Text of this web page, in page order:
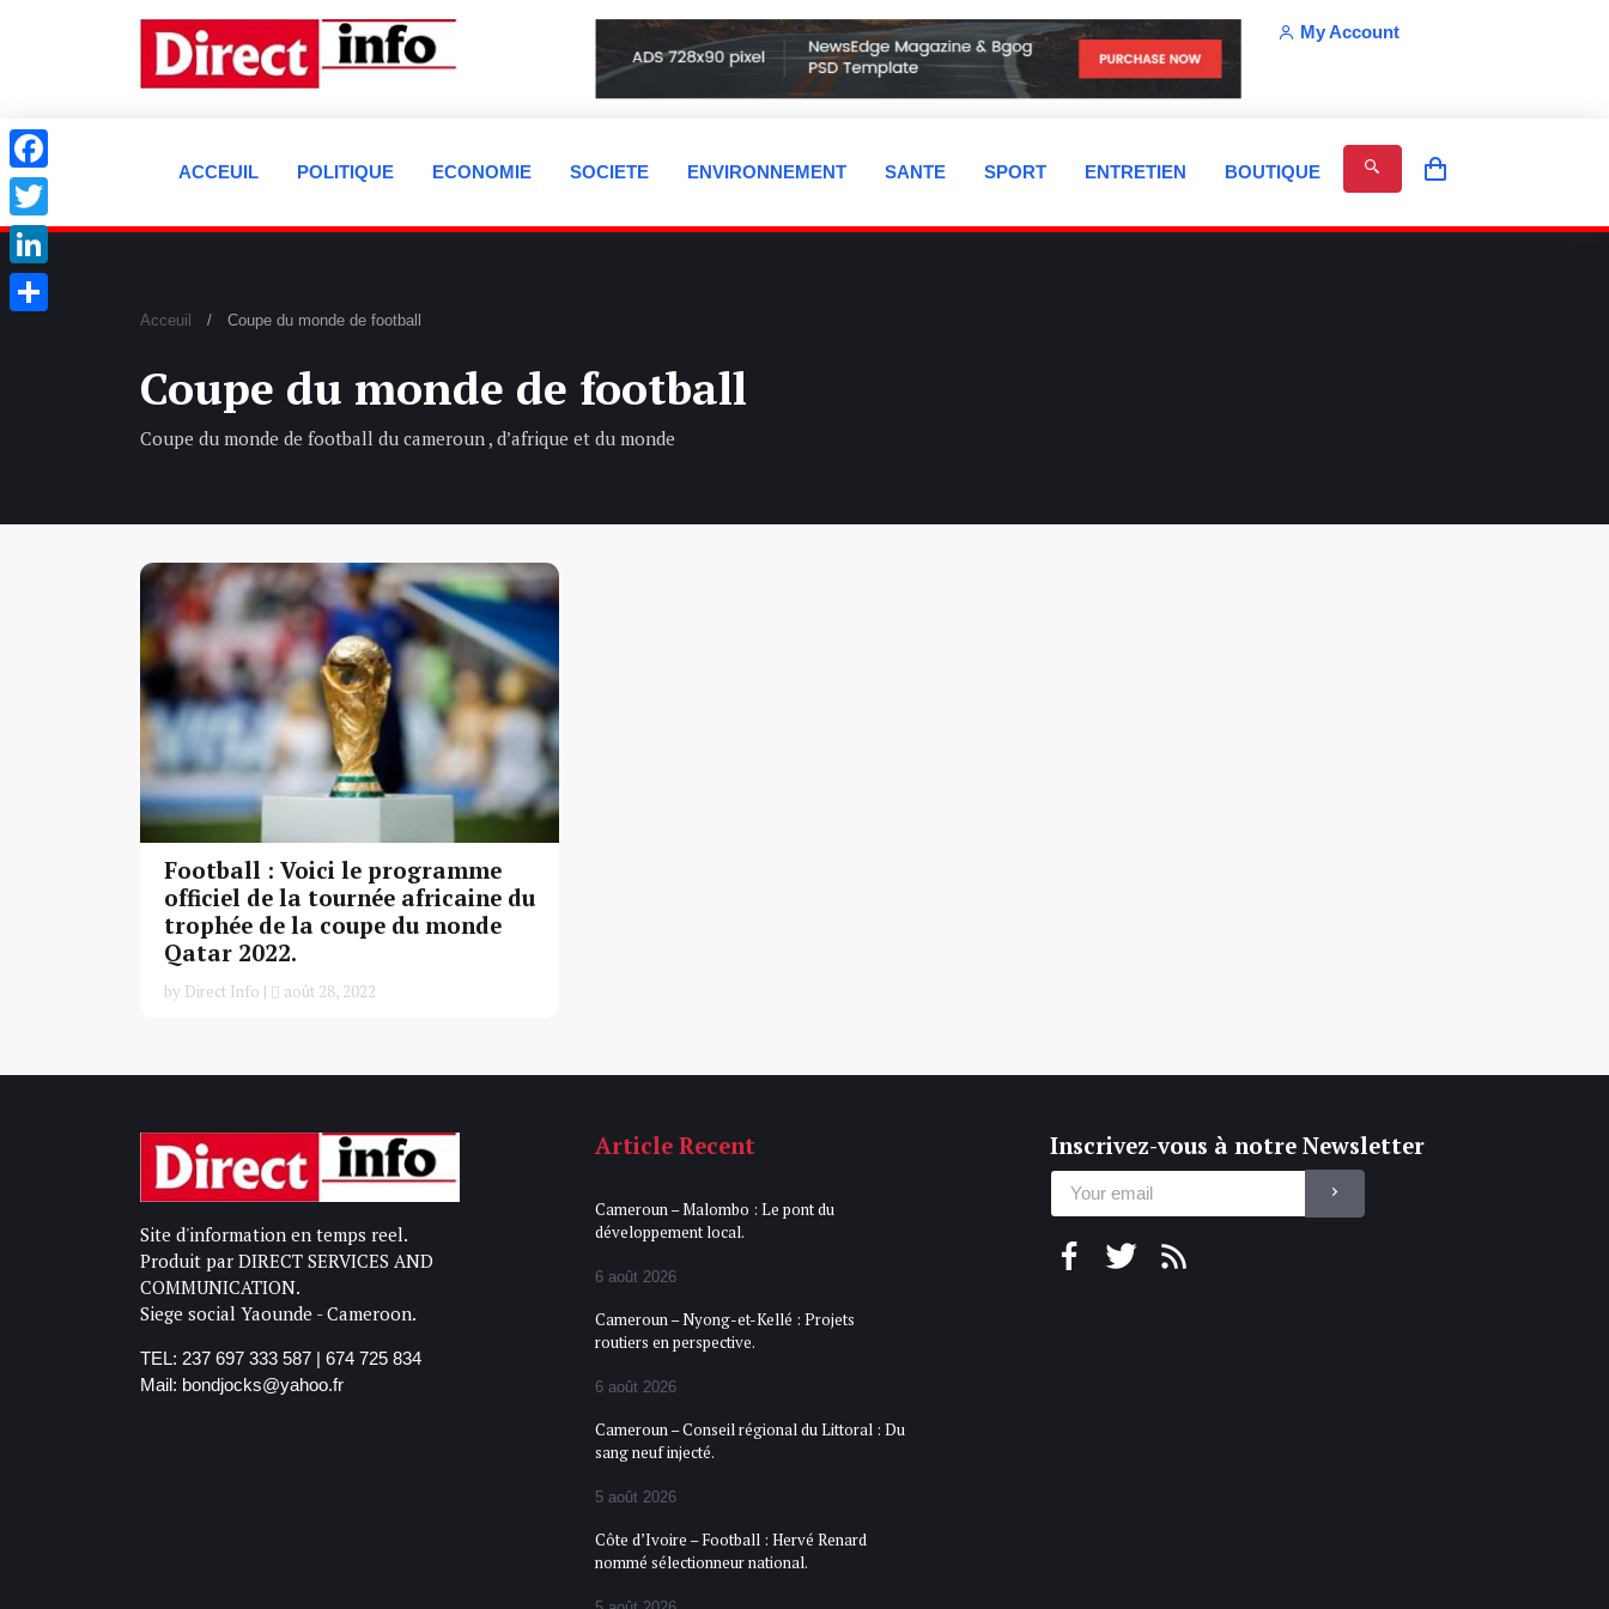
My Account
ACCEUIL POLITIQUE ECONOMIE SOCIETE ENVIRONNEMENT SANTE SPORT ENTRETIEN BOUTIQUE
Acceuil Coupe du monde de football
Coupe du monde de football
Coupe du monde de football du cameroun , d’afrique et du monde
Football : Voici le programme
officiel de la tournée africaine du
trophée de la coupe du monde
Qatar 2022.
by Direct Info | août 28, 2022
Site d'information en temps reel.
Produit par DIRECT SERVICES AND
COMMUNICATION.
Siege social Yaounde - Cameroon.
TEL: 237 697 333 587 | 674 725 834
Mail: bondjocks@yahoo.fr
Article Recent
Cameroun – Malombo : Le pont du
développement local.
6 août 2026
Cameroun – Nyong-et-Kellé : Projets
routiers en perspective.
6 août 2026
Cameroun – Conseil régional du Littoral : Du
sang neuf injecté.
5 août 2026
Côte d’Ivoire – Football : Hervé Renard
nommé sélectionneur national.
Inscrivez-vous à notre Newsletter
Facebook
Twitter
LinkedIn